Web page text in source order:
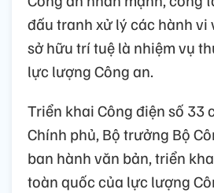
đấu tranh xử lý các hành vi
sở hữu trí tuệ là nhiệm vụ
lực lượng Công an.
Triển khai Công điện số 33
Chính phủ, Bộ trưởng Bộ
ban hành văn bản, triển
toàn quốc của lực lượng